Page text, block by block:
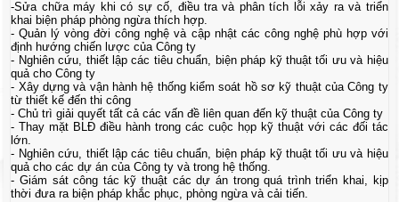
-Sửa chữa máy khi có sự cố, điều tra và phân tích lỗi xảy ra và triển
khai biện pháp phòng ngừa thích hợp.
- Quản lý vòng đời công nghệ và cập nhật các công nghệ phù hợp với
định hướng chiến lược của Công ty
- Nghiên cứu, thiết lập các tiêu chuẩn, biện pháp kỹ thuật tối ưu và hiệu
quả cho Công ty
- Xây dựng và vận hành hệ thống kiểm soát hồ sơ kỹ thuật của Công ty
từ thiết kế đến thi công
- Chủ trì giải quyết tất cả các vấn đề liên quan đến kỹ thuật của Công ty
- Thay mặt BLĐ điều hành trong các cuộc họp kỹ thuật với các đối tác
lớn.
- Nghiên cứu, thiết lập các tiêu chuẩn, biện pháp kỹ thuật tối ưu và hiệu
quả cho các dự án của Công ty và trong hệ thống.
- Giám sát công tác kỹ thuật các dự án trong quá trình triển khai, kịp
thời đưa ra biện pháp khắc phục, phòng ngừa và cải tiến.